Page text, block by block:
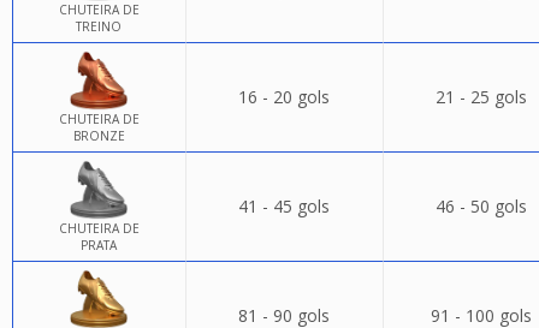
CHUTEIRA DE
TREINO
CHUTEIRA DE
BRONZE
16 - 20 gols 21 - 25 gols
CHUTEIRA DE
PRATA
41 - 45 gols 46 - 50 gols
81 - 90 gols 91 - 100 gols